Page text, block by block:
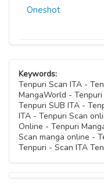
Oneshot
Keywords:
Tenpuri Scan ITA -
MangaWorld -
Tenpuri SUB ITA -
ITA - Tenpuri Scan
Online - Tenpuri
Scan manga online -
Tenpuri - Scan ITA